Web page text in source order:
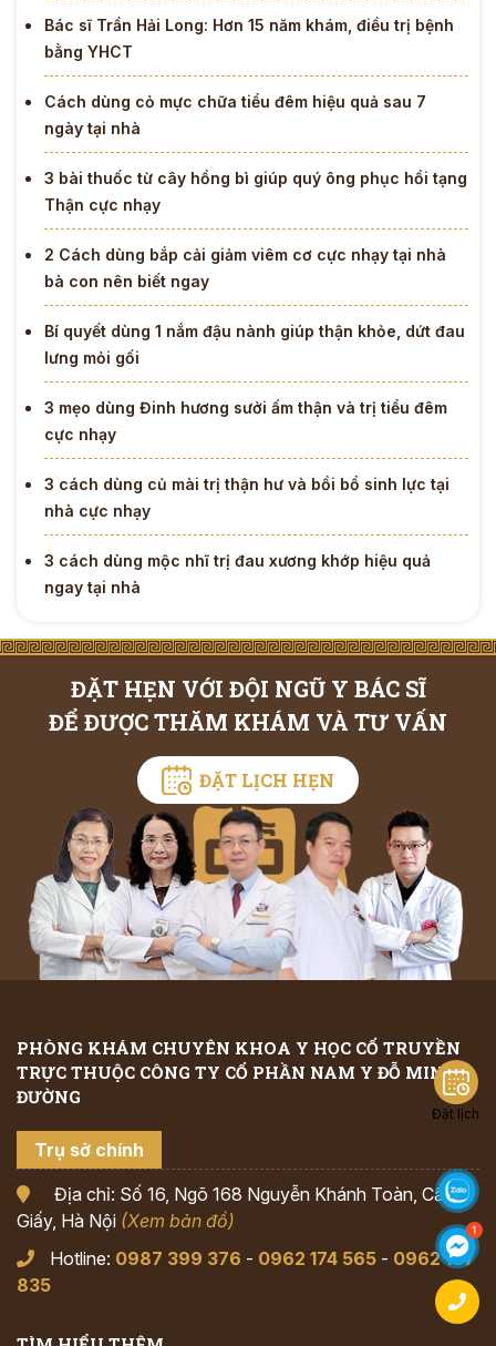
Bác sĩ Trần Hải Long: Hơn 15 năm khám, điều trị bệnh
bằng YHCT
Cách dùng cỏ mực chữa tiểu đêm hiệu quả sau 7
ngày tại nhà
3 bài thuốc từ cây hồng bì giúp quý ông phục hồi tạng
Thận cực nhạy
2 Cách dùng bắp cải giảm viêm cơ cực nhạy tại nhà
bà con nên biết ngay
Bí quyết dùng 1 nắm đậu nành giúp thận khỏe, dứt đau
lưng mỏi gối
3 mẹo dùng Đinh hương sưởi ấm thận và trị tiểu đêm
cực nhạy
3 cách dùng củ mài trị thận hư và bồi bổ sinh lực tại
nhà cực nhạy
3 cách dùng mộc nhĩ trị đau xương khớp hiệu quả
ngay tại nhà
ĐẶT HẸN VỚI ĐỘI NGŨ Y BÁC SĨ
ĐỂ ĐƯỢC THĂM KHÁM VÀ TƯ VẤN
ĐẶT LỊCH HẸN
PHÒNG KHÁM CHUYÊN KHOA Y HỌC CỔ TRUYỀN
TRỰC THUỘC CÔNG TY CỔ PHẦN NAM Y ĐỖ MINH
ĐƯỜNG
Trụ sở chính
Địa chỉ: Số 16, Ngõ 168 Nguyễn Khánh Toàn, Cầu
Giấy, Hà Nội (Xem bản đồ)
Hotline: 0987 399 376 - 0962 174 565 - 0962 167
835
Đặt lịch